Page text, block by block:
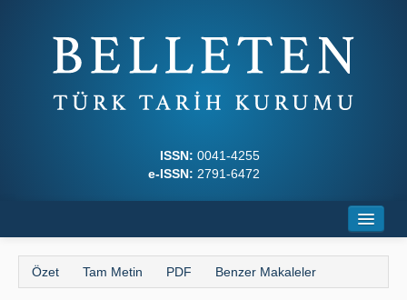
ISSN: 0041-4255
e-ISSN: 2791-6472
Hakkında
Özet Tam Metin PDF Benzer Makaleler